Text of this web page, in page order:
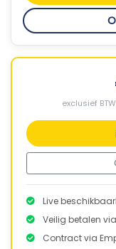
exclusief
Live
Veilig betalen
Contract via